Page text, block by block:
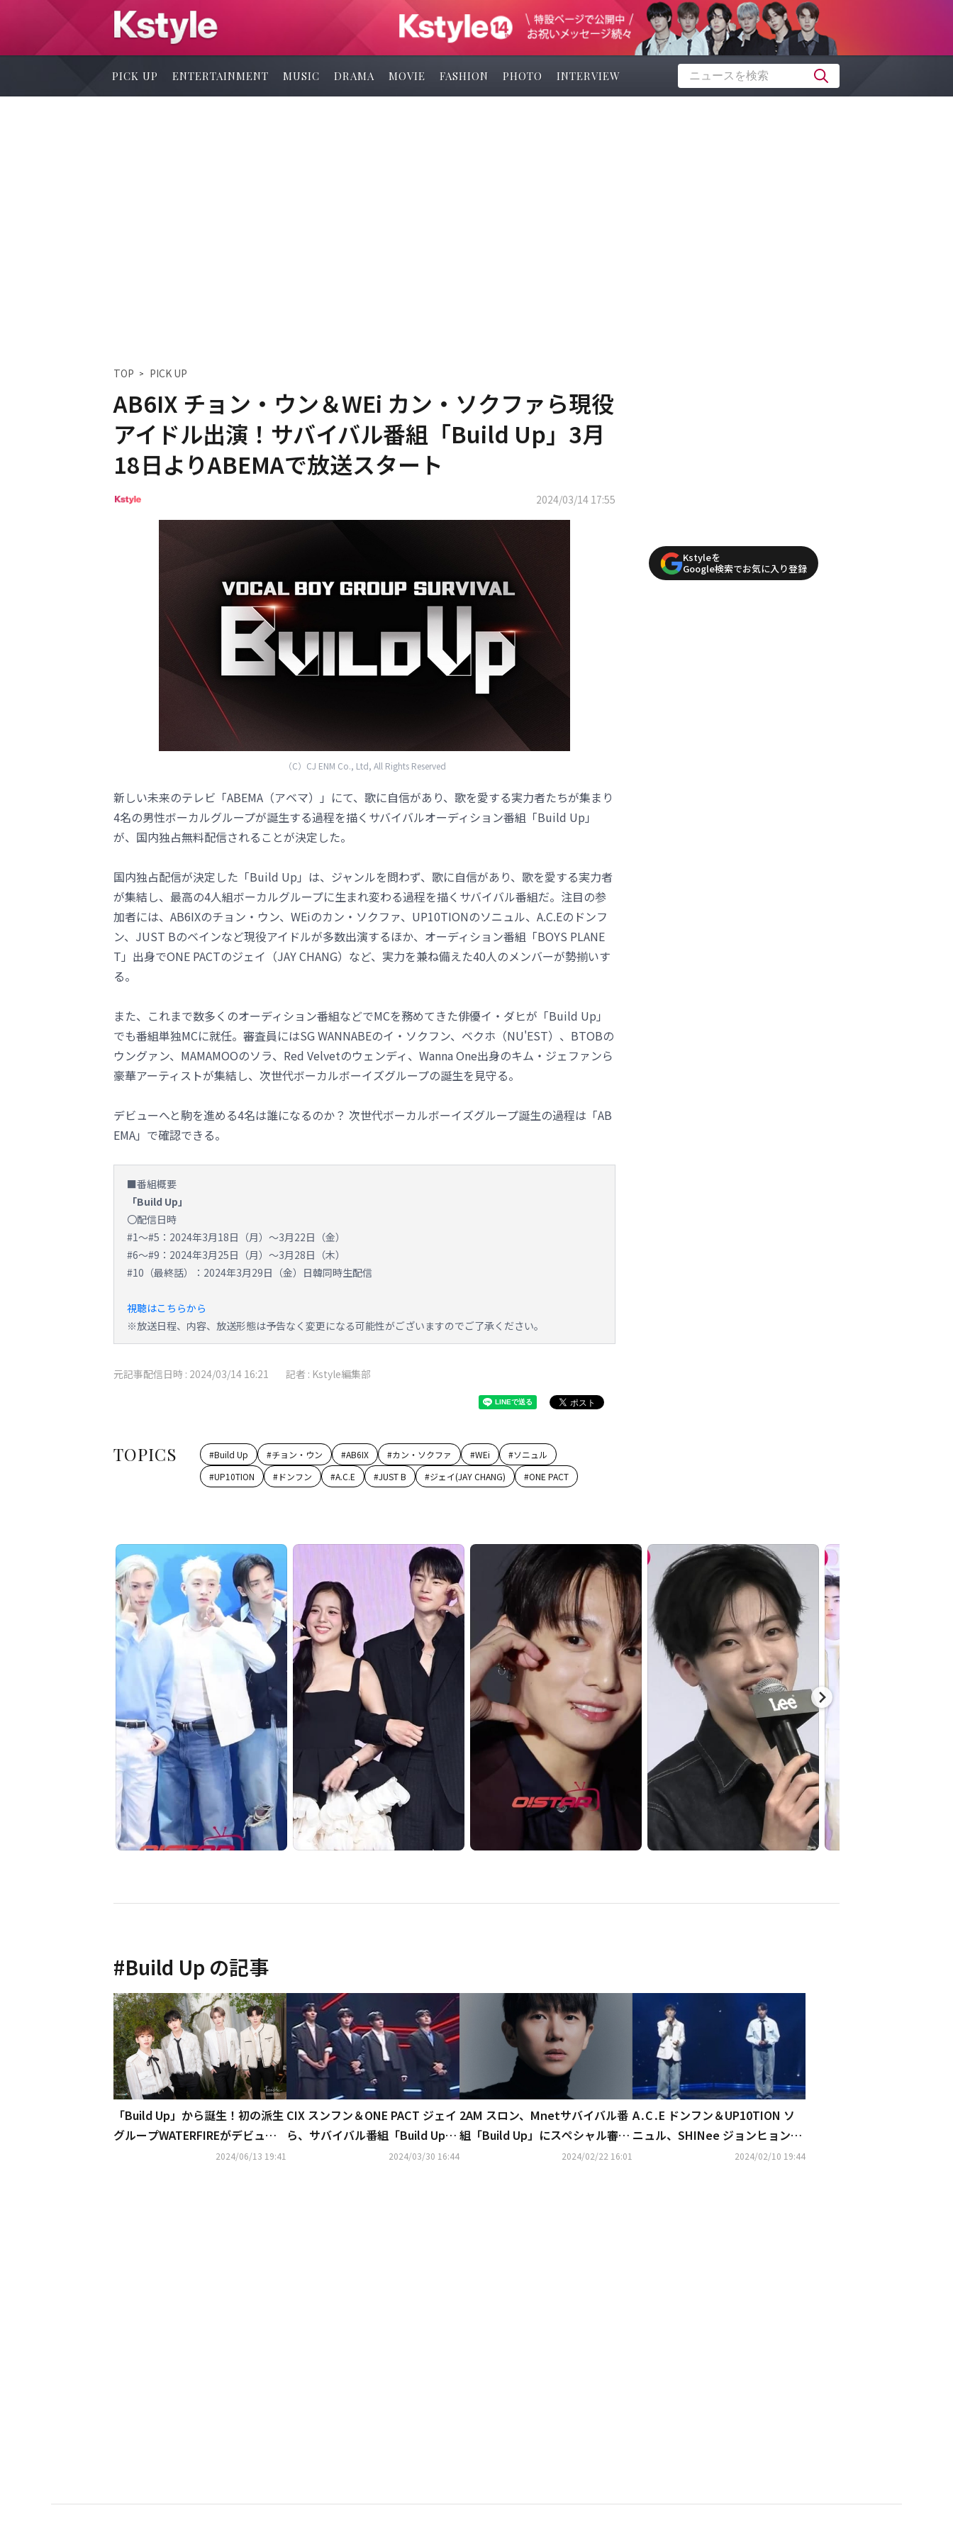
PICK UP ENTERTAINMENT MUSIC DRAMA MOVIE FASHION PHOTO INTERVIEW
TOP PICK UP
AB6IX チョン・ウン＆WEi カン・ソクファら現役
アイドル出演！サバイバル番組「Build Up」3月
18日よりABEMAで放送スタート
2024/03/14 17:55
（C）CJ ENM Co., Ltd, All Rights Reserved
新しい未来のテレビ「ABEMA（アベマ）」にて、歌に自信があり、歌を愛する実力者たちが集まり
4名の男性ボーカルグループが誕生する過程を描くサバイバルオーディション番組「Build Up」
が、国内独占無料配信されることが決定した。
国内独占配信が決定した「Build Up」は、ジャンルを問わず、歌に自信があり、歌を愛する実力者
が集結し、最高の4人組ボーカルグループに生まれ変わる過程を描くサバイバル番組だ。注目の参
加者には、AB6IXのチョン・ウン、WEiのカン・ソクファ、UP10TIONのソニュル、A.C.Eのドンフ
ン、JUST Bのベインなど現役アイドルが多数出演するほか、オーディション番組「BOYS PLANE
T」出身でONE PACTのジェイ（JAY CHANG）など、実力を兼ね備えた40人のメンバーが勢揃いす
る。
また、これまで数多くのオーディション番組などでMCを務めてきた俳優イ・ダヒが「Build Up」
でも番組単独MCに就任。審査員にはSG WANNABEのイ・ソクフン、ベクホ（NU'EST）、BTOBの
ウングァン、MAMAMOOのソラ、Red Velvetのウェンディ、Wanna One出身のキム・ジェファンら
豪華アーティストが集結し、次世代ボーカルボーイズグループの誕生を見守る。
デビューへと駒を進める4名は誰になるのか？ 次世代ボーカルボーイズグループ誕生の過程は「AB
EMA」で確認できる。
■番組概要
「Build Up」
〇配信日時
#1～#5：2024年3月18日（月）～3月22日（金）
#6～#9：2024年3月25日（月）～3月28日（木）
#10（最終話）：2024年3月29日（金）日韓同時生配信
視聴はこちらから
※放送日程、内容、放送形態は予告なく変更になる可能性がございますのでご了承ください。
元記事配信日時 : 2024/03/14 16:21 記者 : Kstyle編集部
TOPICS #Build Up #チョン・ウン #AB6IX #カン・ソクファ #WEi #ソニュル
#UP10TION #ドンフン #A.C.E #JUST B #ジェイ(JAY CHANG) #ONE PACT
Kstyleを
Google検索でお気に入り登録
#Build Up の記事
「Build Up」から誕生！初の派生
グループWATERFIREがデビュ
ー“ファンと一緒なら何でもでき
2024/06/13 19:41
CIX スンフン＆ONE PACT ジェイ
ら、サバイバル番組「Build Up」
の最終デビューメンバーに決定！
2024/03/30 16:44
2AM スロン、Mnetサバイバル番
組「Build Up」にスペシャル審査
2024/02/22 16:01
A․C․E ドンフン＆UP10TION ソ
ニュル、SHINee ジョンヒョンさ
んの「End of a day」を披露
2024/02/10 19:44